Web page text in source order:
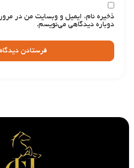
ذخیره نام، ایمیل و وبسایت من در
دوباره دیدگاهی می‌نویسم.